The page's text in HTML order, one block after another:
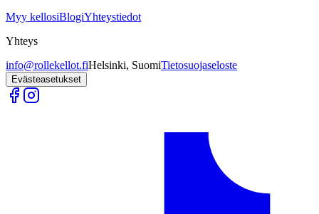
Myy kellosiBlogiYhteystiedot
Yhteys
info@rollekellot.fiHelsinki, SuomiTietosuojaseloste
Evästeasetukset